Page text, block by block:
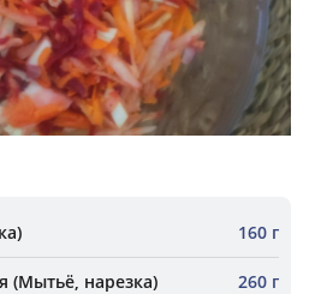
160 г
(Мытьё, нарезка) 260 г